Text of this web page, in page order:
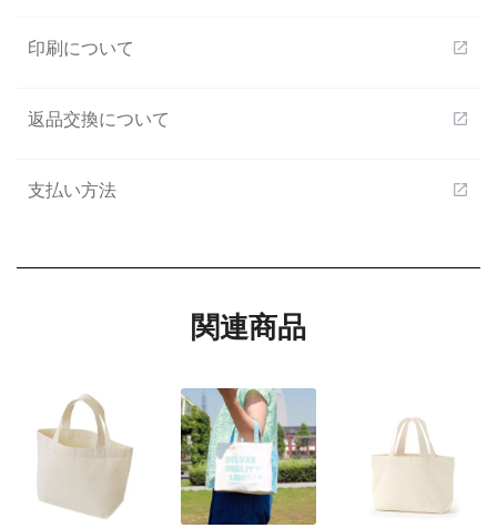
印刷について open_in_new
返品交換について open_in_new
支払い方法 open_in_new
関連商品